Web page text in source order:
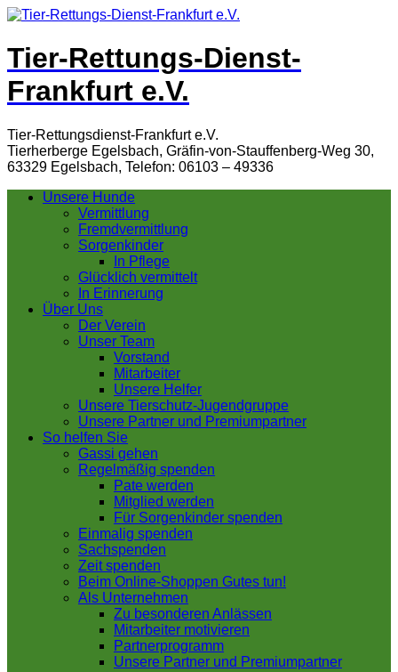
Tier-Rettungs-Dienst-
Frankfurt e.V.
Tier-Rettungsdienst-Frankfurt e.V.
Tierherberge Egelsbach, Gräfin-von-Stauffenberg-Weg 30,
63329 Egelsbach, Telefon: 06103 – 49336
Unsere Hunde
Vermittlung
Fremdvermittlung
Sorgenkinder
In Pflege
Glücklich vermittelt
In Erinnerung
Über Uns
Der Verein
Unser Team
Vorstand
Mitarbeiter
Unsere Helfer
Unsere Tierschutz-Jugendgruppe
Unsere Partner und Premiumpartner
So helfen Sie
Gassi gehen
Regelmäßig spenden
Pate werden
Mitglied werden
Für Sorgenkinder spenden
Einmalig spenden
Sachspenden
Zeit spenden
Beim Online-Shoppen Gutes tun!
Als Unternehmen
Zu besonderen Anlässen
Mitarbeiter motivieren
Partnerprogramm
Unsere Partner und Premiumpartner